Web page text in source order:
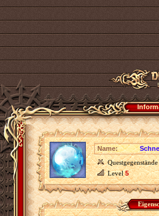
Name:
Questgegenstände
Level5